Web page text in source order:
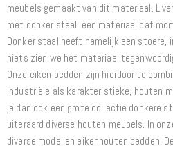
meubels gemaakt van dit materiaal.
met donker staal, een materiaal dat
Donker staal heeft namelijk een
niets zien we het materiaal
Onze eiken bedden zijn hierdoor te
industriële als karakteristieke, houten
je dan ook een grote collectie donkere
uiteraard diverse houten meubels. In
diverse modellen eikenhouten bedden.